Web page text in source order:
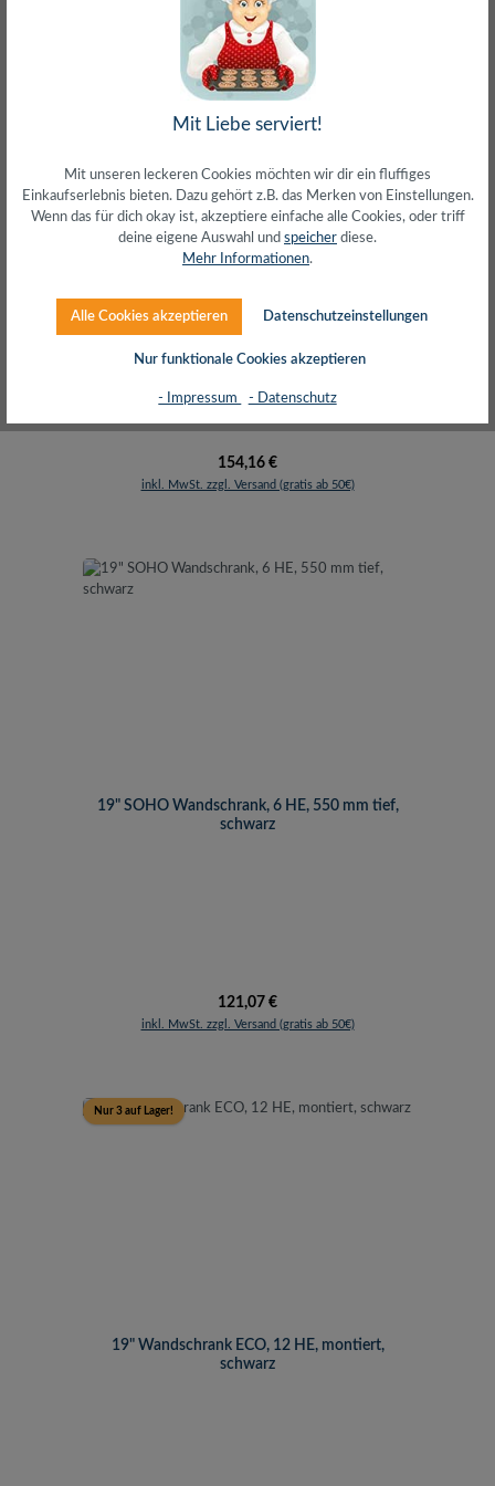
19" SOHO Wandschrank, 12 HE, 550 mm tief,
Regulärer Preis:
154,16 €
inkl. MwSt. zzgl. Versand (gratis ab 50€)
19" SOHO Wandschrank, 6 HE, 550 mm tief,
schwarz
Regulärer Preis:
121,07 €
inkl. MwSt. zzgl. Versand (gratis ab 50€)
Nur 3 auf Lager!
19" Wandschrank ECO, 12 HE, montiert,
schwarz
Mit Liebe serviert!
Mit unseren leckeren Cookies möchten wir dir ein fluffiges
Einkaufserlebnis bieten. Dazu gehört z.B. das Merken von Einstellungen.
Wenn das für dich okay ist, akzeptiere einfache alle Cookies, oder triff
deine eigene Auswahl und speicher diese.
Mehr Informationen.
Alle Cookies akzeptieren Datenschutzeinstellungen
Nur funktionale Cookies akzeptieren
- Impressum - Datenschutz